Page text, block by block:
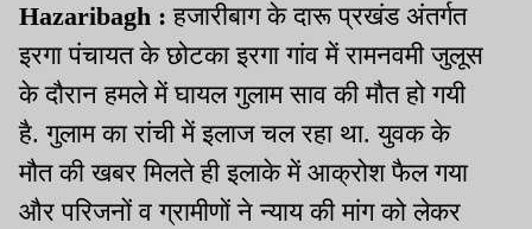
Hazaribagh : हजारीबाग के दारू प्रखंड अंतर्गत
इरगा पंचायत के छोटका इरगा गांव में रामनवमी जुलूस
के दौरान हमले में घायल गुलाम साव की मौत हो गयी
है. गुलाम का रांची में इलाज चल रहा था. युवक के
मौत की खबर मिलते ही इलाके में आक्रोश फैल गया
और परिजनों व ग्रामीणों ने न्याय की मांग को लेकर